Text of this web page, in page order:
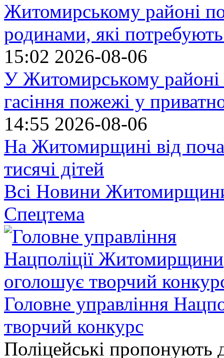
Житомирському районі
родинами, які
15:02 2026-08-06
У Житомирському районі
гасіння пожежі у
14:55 2026-08-06
На Житомирщині від
тисячі дітей
Всі Новини
Спецтема
Головне управління
творчий конкурс
Поліцейські пропонують